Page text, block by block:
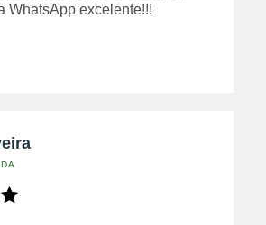
WhatsApp excelente!!!